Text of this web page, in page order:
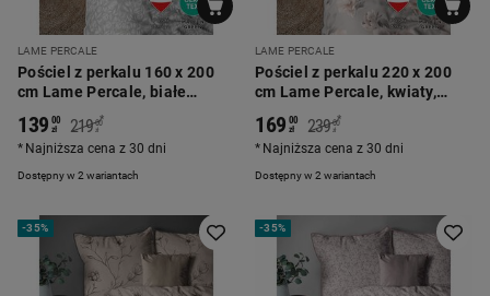
LAME PERCALE
Pościel z perkalu 160 x 200
cm Lame Percale, białe
kwiaty, szara
Dostępny w 2 wariantach
139 00
zł 219 00
zł
*
Najniższa cena z 30 dni
LAME PERCALE
Pościel z perkalu 220 x 200
cm Lame Percale, kwiaty,
Dostępny w 2 wariantach
169 00
zł 239 00
zł
*
Najniższa cena z 30 dni
-35% -35%